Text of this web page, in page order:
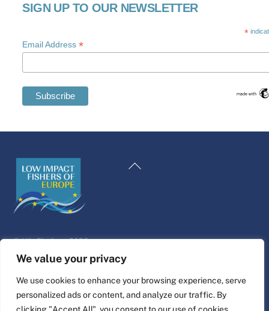
We value your privacy
We use cookies to enhance your browsing experience, serve
personalized ads or content, and analyze our traffic. By
SIGN UP TO OUR NEWSLETTER
*
Email Address*
Back
©Life Platform2026
Website design & build byalpha.coop
Connect
Dutch
French
Swedish